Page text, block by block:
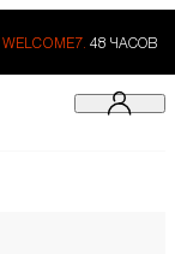
WELCOME7. 48 ЧАСОВ